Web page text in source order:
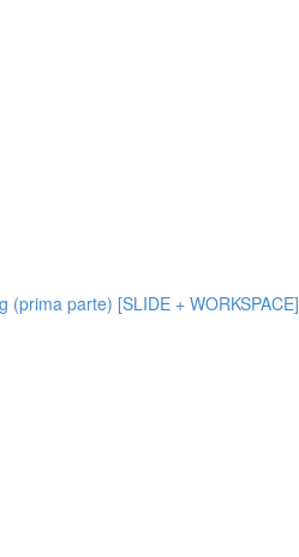
parte) [SLIDE + WORKSPACE]